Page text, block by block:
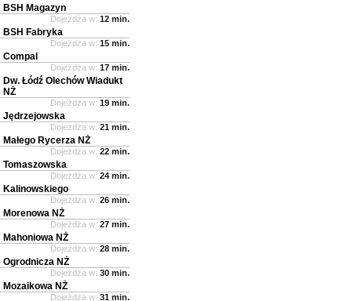
BSH Magazyn
Dojeżdża w: 12 min.
BSH Fabryka
Dojeżdża w: 15 min.
Compal
Dojeżdża w: 17 min.
Dw. Łódź Olechów Wiadukt
NŻ
Dojeżdża w: 19 min.
Jędrzejowska
Dojeżdża w: 21 min.
Małego Rycerza NŻ
Dojeżdża w: 22 min.
Tomaszowska
Dojeżdża w: 24 min.
Kalinowskiego
Dojeżdża w: 26 min.
Morenowa NŻ
Dojeżdża w: 27 min.
Mahoniowa NŻ
Dojeżdża w: 28 min.
Ogrodnicza NŻ
Dojeżdża w: 30 min.
Mozaikowa NŻ
Dojeżdża w: 31 min.